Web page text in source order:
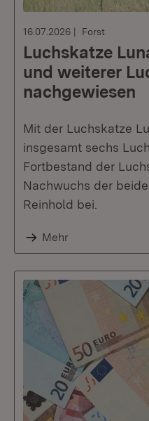
16.07.2026 Forst
Luchskatze
und weiterer
nachgewiesen
Mit der Luchskatze
insgesamt sechs
Fortbestand der
Nachwuchs der
Reinhold bei.
Mehr